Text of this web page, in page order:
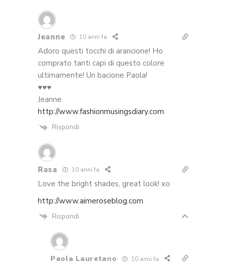
Jeanne 10 anni fa
Adoro questi tocchi di arancione! Ho
comprato tanti capi di questo colore
ultimamente! Un bacione Paola!
♥♥♥
Jeanne
http://www.fashionmusingsdiary.com
Rispondi
Rasa 10 anni fa
Love the bright shades, great look! xo
http://www.aimeroseblog.com
Rispondi
Paola Lauretano 10 anni fa